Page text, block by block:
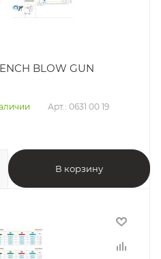
BLOW GUN
Арт.: 0631 00 19
В корзину